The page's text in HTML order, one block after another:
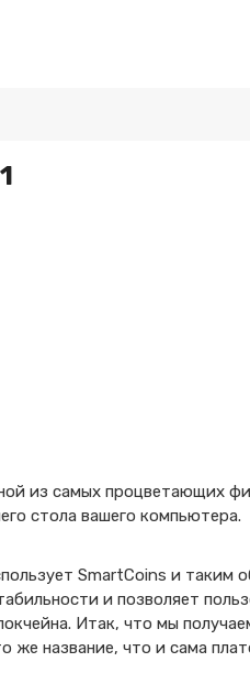
из самых процветающих
стола вашего компьютера.
SmartCoins и таким
и позволяет
Итак, что мы
же название, что и сама